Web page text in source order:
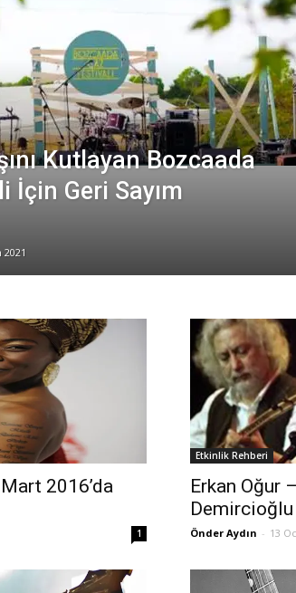
Kutlayan Bozcaada
İçin Geri Sayım
2021
2016’da
1
Etkinlik Rehberi
Erkan Oğur
Önder Aydın - 13